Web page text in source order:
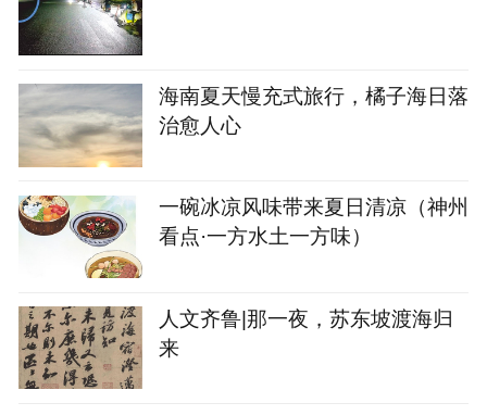
海南夏天慢充式旅行，橘子海日落
治愈人心
一碗冰凉风味带来夏日清凉（神州
看点·一方水土一方味）
人文齐鲁|那一夜，苏东坡渡海归
来